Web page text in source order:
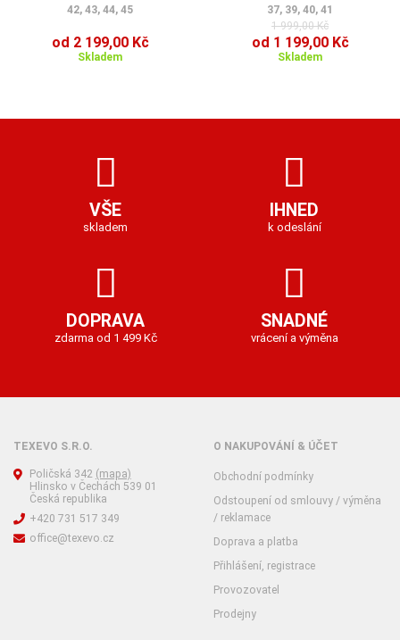
42, 43, 44, 45
od 2 199,00 Kč
Skladem
37, 39, 40, 41
1 999,00 Kč
od 1 199,00 Kč
Skladem
VŠE
skladem
IHNED
k odeslání
DOPRAVA
zdarma od 1 499 Kč
SNADNÉ
vrácení a výměna
TEXEVO S.R.O.
Poličská 342 (mapa)
Hlinsko v Čechách 539 01
Česká republika
+420 731 517 349
office@texevo.cz
O NAKUPOVÁNÍ & ÚČET
Obchodní podmínky
Odstoupení od smlouvy / výměna
/ reklamace
Doprava a platba
Přihlášení, registrace
Provozovatel
Prodejny